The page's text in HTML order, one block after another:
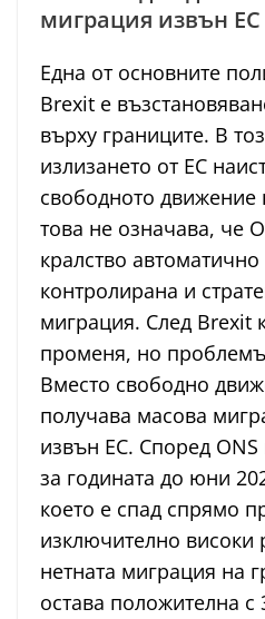
миграция извън ЕС
Една от основните
Brexit е
върху границите. В
излизането от ЕС
свободното движение
това не означава, че
кралство
контролирана и
миграция. След Brexit
променя, но
Вместо свободно
получава масова
извън ЕС. Според
за годината до юни
което е спад спрямо
изключително
нетната миграция на
остава положителна с